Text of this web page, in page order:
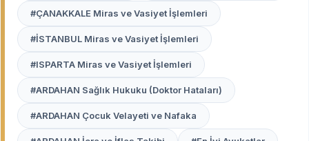
kadar geniş bir sahada yerel tecrübe gerektirir.
Ardahan uzman avukatları
, bölgenin coğrafi
zorluklarını, yerel yönetim pratiklerini ve Ardahan
Adliyesi'nin işleyişini en iyi bilen profesyonellerdir.
Avukat Buradaplatformu, Ardahan merkez ve
ilçelerinde (Göle, Çıldır, Hanak vb.) haklarınızı
sarsılmaz bir kararlılıkla savunacak, güvenilir
avukatları sizin için listeler.
#ÇANAKKALE Miras ve Vasiyet İşlemleri
#İSTANBUL Miras ve Vasiyet İşlemleri
#ISPARTA Miras ve Vasiyet İşlemleri
#ARDAHAN Sağlık Hukuku (Doktor Hataları)
#ARDAHAN Çocuk Velayeti ve Nafaka